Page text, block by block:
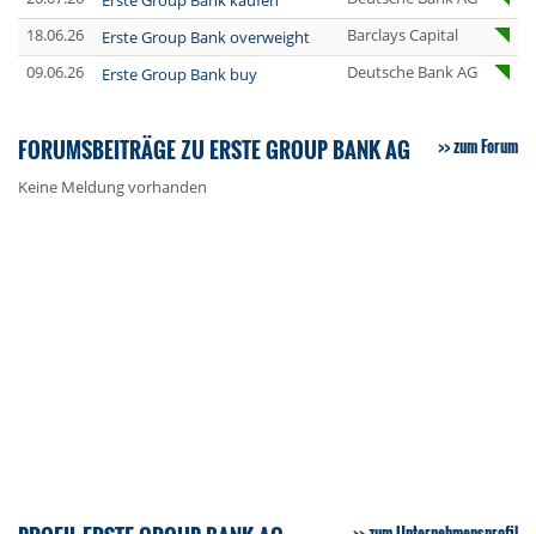
18.06.26
Erste Group Bank overweight
Barclays Capital
09.06.26
Erste Group Bank buy Deutsche Bank AG
FORUMSBEITRÄGE ZU ERSTE GROUP BANK AG zum Forum
Keine Meldung vorhanden